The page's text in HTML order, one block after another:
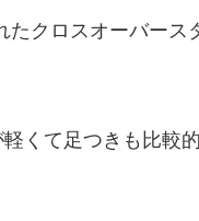
クロスオーバー
くて足つきも比較